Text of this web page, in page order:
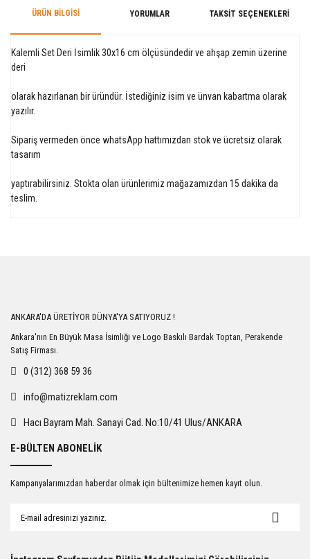
ÜRÜN BILGISI YORUMLAR TAKSIT SEÇENEKLERI
Kalemli Set Deri İsimlik 30x16 cm ölçüsündedir ve ahşap zemin üzerine
deri
olarak hazırlanan bir üründür. İstediğiniz isim ve ünvan kabartma olarak
yazılır.
Sipariş vermeden önce whatsApp hattımızdan stok ve ücretsiz olarak
tasarım
yaptırabilirsiniz. Stokta olan ürünlerimiz mağazamızdan 15 dakika da
teslim.
ANKARA'DA ÜRETİYOR DÜNYA'YA SATIYORUZ !
Ankara'nın En Büyük Masa İsimliği ve Logo Baskılı Bardak Toptan, Perakende
Satış Firması.
0 (312) 368 59 36
info@matizreklam.com
Hacı Bayram Mah. Sanayi Cad. No:10/41 Ulus/ANKARA
E-BÜLTEN ABONELİK
Kampanyalarımızdan haberdar olmak için bültenimize hemen kayıt olun.